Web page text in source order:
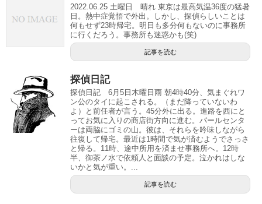
2022.06.25 土曜日 晴れ 東京は最高気温36度の猛暑
日。熱中症覚悟で外出。しかし、探偵らしいことは
何もせず23時帰宅。明日も多分何もないのに事務所
に行くだろう。事務所も迷惑かも(笑)
記事を読む
探偵日記
探偵日記 6月5日木曜日雨 朝4時40分、気まぐれワ
ン公のタイに起こされる。（まだ降っていないわ
よ）と前任者が言う。45分外に出る。進路を西にと
ってお気に入りの商店街方向に進む。パールセンタ
ーは両脇にゴミの山。彼は、それらを吟味しながら
往復して帰宅。最近は1時間で気が済むようでさっさ
と帰る。11時、途中所用を済ませ事務所へ。12時
半、御茶ノ水で依頼人と面談の予定。泣かれはしな
いかと気が重い。...
記事を読む